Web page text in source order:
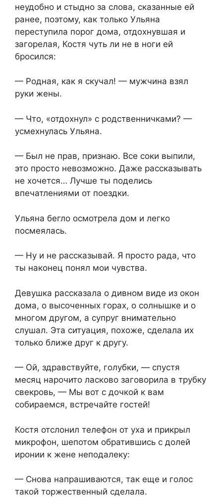
неудобно и стыдно за слова, сказанные ей
ранее, поэтому, как только Ульяна
переступила порог дома, отдохнувшая и
загорелая, Костя чуть ли не в ноги ей
бросился:
— Родная, как я скучал! — мужчина взял
руки жены.
— Что, «отдохнул» с родственничками? —
усмехнулась Ульяна.
— Был не прав, признаю. Все соки выпили,
это просто невозможно. Даже рассказывать
не хочется… Лучше ты поделись
впечатлениями от поездки.
Ульяна бегло осмотрела дом и легко
посмеялась.
— Ну и не рассказывай. Я просто рада, что
ты наконец понял мои чувства.
Девушка рассказала о дивном виде из окон
дома, о высоченных горах, о солнышке и о
многом другом, а супруг внимательно
слушал. Эта ситуация, похоже, сделала их
только ближе друг к другу.
— Ой, здравствуйте, голубки, — спустя
месяц нарочито ласково заговорила в трубку
свекровь, — Мы вот с дочкой к вам
собираемся, встречайте гостей!
Костя отслонил телефон от уха и прикрыл
микрофон, шепотом обратившись с долей
иронии к жене неподалеку:
— Снова напрашиваются, так еще и голос
такой торжественный сделала.